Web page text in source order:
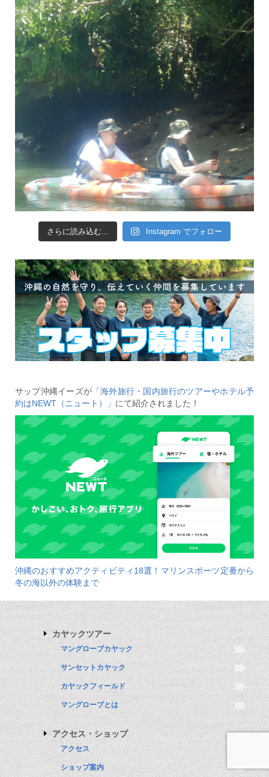
さらに読み込む... Instagram でフォロー
サップ沖縄イーズが 「海外旅行・国内旅行のツアーやホテル予
約はNEWT（ニュート）」 にて紹介されました！
沖縄のおすすめアクティビティ18選！マリンスポーツ定番から
冬の海以外の体験まで
カヤックツアー
マングローブカヤック
サンセットカヤック
カヤックフィールド
マングローブとは
アクセス・ショップ
アクセス
ショップ案内